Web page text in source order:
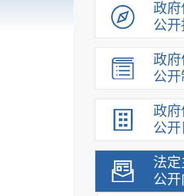
政
公
政
公
政
公
法
公